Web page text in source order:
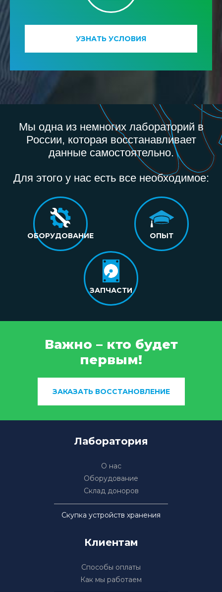
УЗНАТЬ УСЛОВИЯ
Мы одна из немногих лабораторий в
России, которая восстанавливает
данные самостоятельно.
Для этого у нас есть все необходимое:
ОБОРУДОВАНИЕ ОПЫТ
ЗАПЧАСТИ
Важно – кто будет
первым!
ЗАКАЗАТЬ ВОССТАНОВЛЕНИЕ
Лаборатория
О нас
Оборудование
Склад доноров
Скупка устройств хранения
Клиентам
Способы оплаты
Как мы работаем